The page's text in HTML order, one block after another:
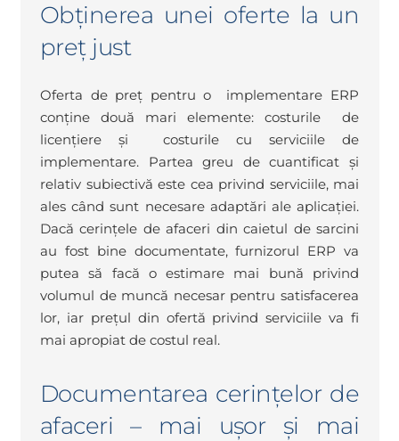
Obținerea unei oferte la un
preț just
Oferta de preț pentru o implementare ERP
conține două mari elemente: costurile de
licențiere și costurile cu serviciile de
implementare. Partea greu de cuantificat și
relativ subiectivă este cea privind serviciile, mai
ales când sunt necesare adaptări ale aplicației.
Dacă cerințele de afaceri din caietul de sarcini
au fost bine documentate, furnizorul ERP va
putea să facă o estimare mai bună privind
volumul de muncă necesar pentru satisfacerea
lor, iar prețul din ofertă privind serviciile va fi
mai apropiat de costul real.
Documentarea cerințelor de
afaceri – mai ușor și mai